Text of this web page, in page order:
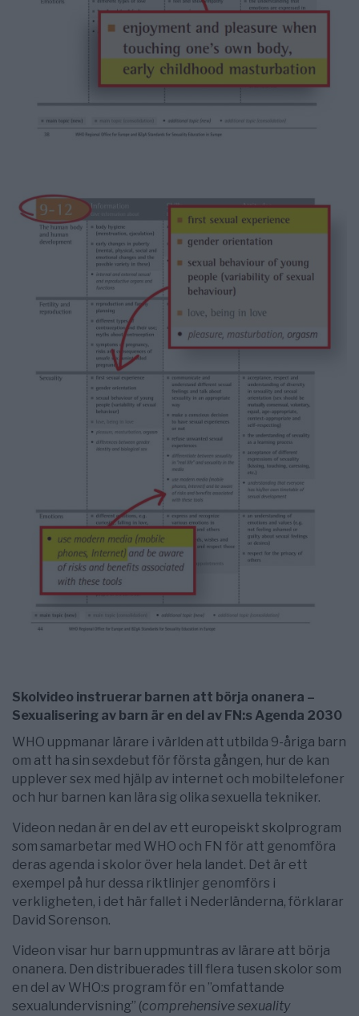
Skolvideo instruerar barnen att börja onanera –
Sexualisering av barn är en del av FN:s Agenda 2030
WHO uppmanar lärare i världen att utbilda 9-åriga barn
om att ha sin sexdebut för första gången, hur de kan
upplever sex med hjälp av internet och mobiltelefoner
och hur barnen kan lära sig olika sexuella tekniker.
Videon nedan är en del av ett europeiskt skolprogram
som samarbetar med WHO och FN för att genomföra
deras agenda i skolor över hela landet. Det är ett
exempel på hur dessa riktlinjer genomförs i
verkligheten, i det här fallet i Nederländerna, förklarar
David Sorenson.
Videon visar hur barn uppmuntras av lärare att börja
onanera. Den distribuerades till flera tusen skolor som
en del av WHO:s program för en ”omfattande
sexualundervisning” (comprehensive sexuality